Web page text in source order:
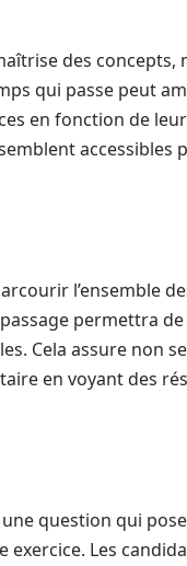
des concepts,
qui passe peut
en fonction de
accessibles
l’ensemble
permettra
Cela assure non
en voyant des
question qui
exercice. Les